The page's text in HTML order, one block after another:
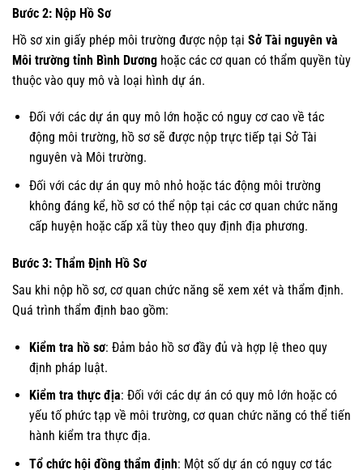
Bước 2: Nộp Hồ Sơ
Hồ sơ xin giấy phép môi trường được nộp tại Sở Tài nguyên và
Môi trường tỉnh Bình Dương hoặc các cơ quan có thẩm quyền tùy
thuộc vào quy mô và loại hình dự án.
Đối với các dự án quy mô lớn hoặc có nguy cơ cao về tác
động môi trường, hồ sơ sẽ được nộp trực tiếp tại Sở Tài
nguyên và Môi trường.
Đối với các dự án quy mô nhỏ hoặc tác động môi trường
không đáng kể, hồ sơ có thể nộp tại các cơ quan chức năng
cấp huyện hoặc cấp xã tùy theo quy định địa phương.
Bước 3: Thẩm Định Hồ Sơ
Sau khi nộp hồ sơ, cơ quan chức năng sẽ xem xét và thẩm định.
Quá trình thẩm định bao gồm:
Kiểm tra hồ sơ: Đảm bảo hồ sơ đầy đủ và hợp lệ theo quy
định pháp luật.
Kiểm tra thực địa: Đối với các dự án có quy mô lớn hoặc có
yếu tố phức tạp về môi trường, cơ quan chức năng có thể tiến
hành kiểm tra thực địa.
Tổ chức hội đồng thẩm định: Một số dự án có nguy cơ tác